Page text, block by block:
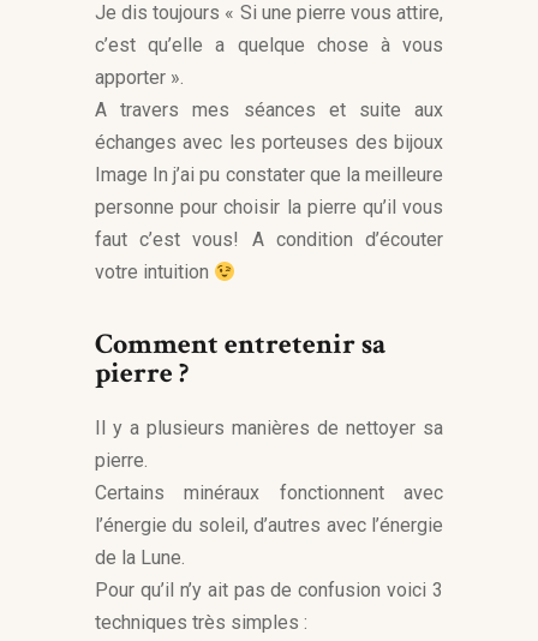
Je dis toujours « Si une pierre vous attire,
c’est qu’elle a quelque chose à vous
apporter ».
A travers mes séances et suite aux
échanges avec les porteuses des bijoux
Image In j’ai pu constater que la meilleure
personne pour choisir la pierre qu’il vous
faut c’est vous! A condition d’écouter
votre intuition
Comment entretenir sa
pierre ?
Il y a plusieurs manières de nettoyer sa
pierre.
Certains minéraux fonctionnent avec
l’énergie du soleil, d’autres avec l’énergie
de la Lune.
Pour qu’il n’y ait pas de confusion voici 3
techniques très simples :